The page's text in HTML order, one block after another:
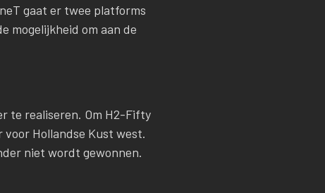
gaat er twee platforms
mogelijkheid om aan de
te realiseren. Om H2-Fifty
Hollandse Kust west.
niet wordt gewonnen.